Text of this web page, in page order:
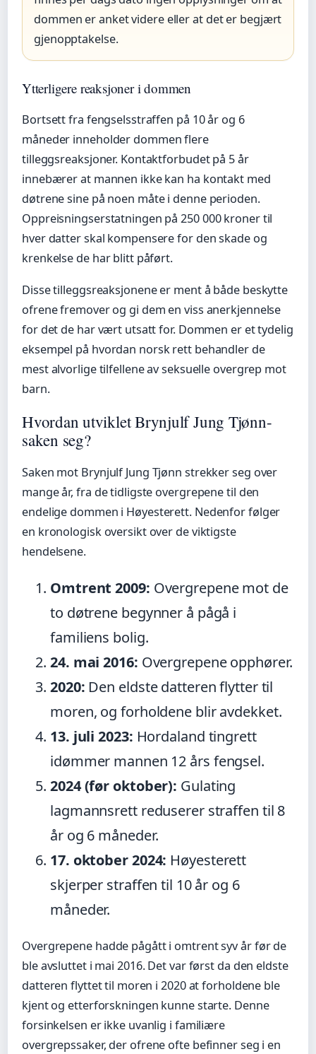
dommen er anket videre eller at det er begjært
gjenopptakelse.
Ytterligere reaksjoner i dommen
Bortsett fra fengselsstraffen på 10 år og 6
måneder inneholder dommen flere
tilleggsreaksjoner. Kontaktforbudet på 5 år
innebærer at mannen ikke kan ha kontakt med
døtrene sine på noen måte i denne perioden.
Oppreisningserstatningen på 250 000 kroner til
hver datter skal kompensere for den skade og
krenkelse de har blitt påført.
Disse tilleggsreaksjonene er ment å både beskytte
ofrene fremover og gi dem en viss anerkjennelse
for det de har vært utsatt for. Dommen er et tydelig
eksempel på hvordan norsk rett behandler de
mest alvorlige tilfellene av seksuelle overgrep mot
barn.
Hvordan utviklet Brynjulf Jung Tjønn-
saken seg?
Saken mot Brynjulf Jung Tjønn strekker seg over
mange år, fra de tidligste overgrepene til den
endelige dommen i Høyesterett. Nedenfor følger
en kronologisk oversikt over de viktigste
hendelsene.
Omtrent 2009: Overgrepene mot de
to døtrene begynner å pågå i
familiens bolig.
24. mai 2016: Overgrepene opphører.
2020: Den eldste datteren flytter til
moren, og forholdene blir avdekket.
13. juli 2023: Hordaland tingrett
idømmer mannen 12 års fengsel.
2024 (før oktober): Gulating
lagmannsrett reduserer straffen til 8
år og 6 måneder.
17. oktober 2024: Høyesterett
skjerper straffen til 10 år og 6
måneder.
Overgrepene hadde pågått i omtrent syv år før de
ble avsluttet i mai 2016. Det var først da den eldste
datteren flyttet til moren i 2020 at forholdene ble
kjent og etterforskningen kunne starte. Denne
forsinkelsen er ikke uvanlig i familiære
overgrepssaker, der ofrene ofte befinner seg i en